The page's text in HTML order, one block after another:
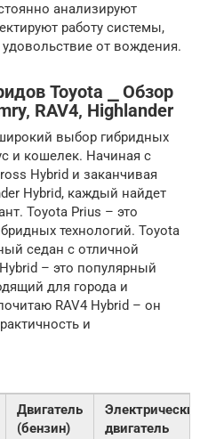
анализируют
работу системы,
от вождения.
Toyota ⎯ Обзор
RAV4‚ Highlander
выбор гибридных
и кошелек. Начиная с
Hybrid и заканчивая
Hybrid, каждый найдет
Toyota Prius – это
технологий. Toyota
седан с отличной
– это популярный
для города и
RAV4 Hybrid – он
и
Двигатель
(бензин)
Электрический
двигатель